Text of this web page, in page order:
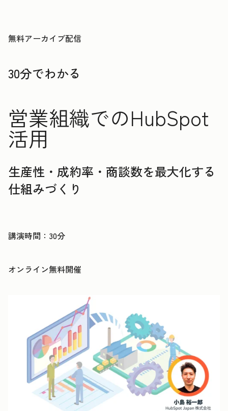
無料アーカイブ配信
30分でわかる
営業組織でのHubSpot
活用
生産性・成約率・商談数を最大化する
仕組みづくり
講演時間：30分
オンライン無料開催